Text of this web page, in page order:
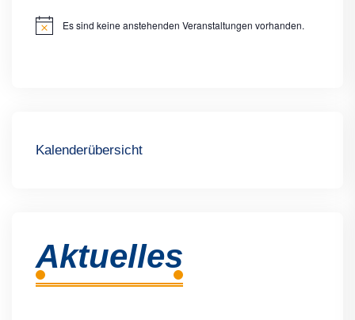
HinweisEs sind keine anstehenden Veranstaltungen vorhanden.
Kalenderübersicht
Aktuelles